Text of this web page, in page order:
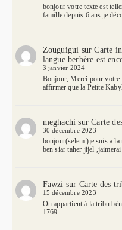
bonjour votre texte est
famille depuis 6 ans je
Zouguigui surCarte
langue berbère est
3 janvier 2024
Bonjour, Merci pour votre
affirmer que la Petite
meghachi surCarte
30 décembre 2023
bonjour(selem )je suis a la
ben siar taher jijel
Fawzi sur Carte des
15 décembre 2023
On appartient à la tribu
1769